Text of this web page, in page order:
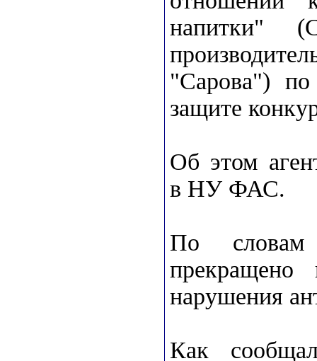
напитки"
"Сарова")
защите
Об этом
в НУ ФАС.
По словам
прекращено
нарушения
Как